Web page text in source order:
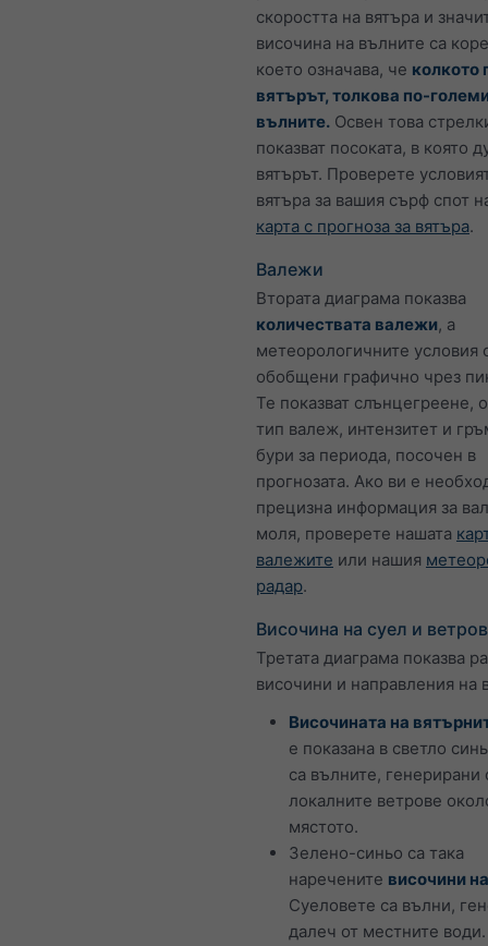
скоростта на вятъра и
височина на вълните са
което означава, че колкото
вятърът, толкова по-
вълните. Освен това
показват посоката, в която
вятърът. Проверете
вятъра за вашия сърф спот
карта с прогноза за вятъра.
Валежи
Втората диаграма показва
количествата валежи, а
метеорологичните условия
обобщени графично чрез
Те показват слънцегреене,
тип валеж, интензитет и
бури за периода, посочен в
прогнозата. Ако ви е
прецизна информация за
моля, проверете нашата
валежите или нашия
радар.
Височина на суел и
Третата диаграма показва
височини и направления на
Височината на
е показана в светло
са вълните, генерирани
локалните ветрове
мястото.
Зелено-синьо са така
наречените височини
Суеловете са вълни,
далеч от местните